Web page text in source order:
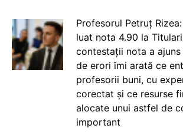
Profesorul Petruț
luat nota 4.90 la
contestații nota a
de erori îmi arată ce
profesorii buni, cu
corectat și ce resurse
alocate unui astfel de
important